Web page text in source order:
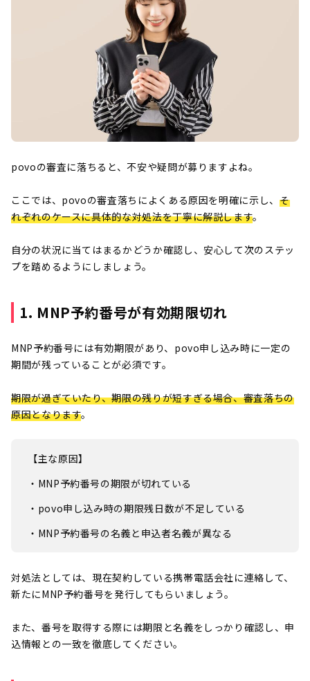
povoの審査に落ちると、不安や疑問が募りますよね。
ここでは、povoの審査落ちによくある原因を明確に示し、 そ
れぞれのケースに具体的な対処法を丁寧に解説します。
自分の状況に当てはまるかどうか確認し、安心して次のステッ
プを踏めるようにしましょう。
1. MNP予約番号が有効期限切れ
MNP予約番号には有効期限があり、povo申し込み時に一定の
期間が残っていることが必須です。
期限が過ぎていたり、期限の残りが短すぎる場合、審査落ちの
原因となります。
【主な原因】
・MNP予約番号の期限が切れている
・povo申し込み時の期限残日数が不足している
・MNP予約番号の名義と申込者名義が異なる
対処法としては、現在契約している携帯電話会社に連絡して、
新たにMNP予約番号を発行してもらいましょう。
また、番号を取得する際には期限と名義をしっかり確認し、申
込情報との一致を徹底してください。